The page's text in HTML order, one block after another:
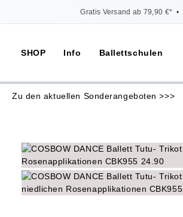
Gratis Versand ab 79,90 €* •
SHOP Info Ballettschulen
Zu den aktuellen Sonderangeboten >>>